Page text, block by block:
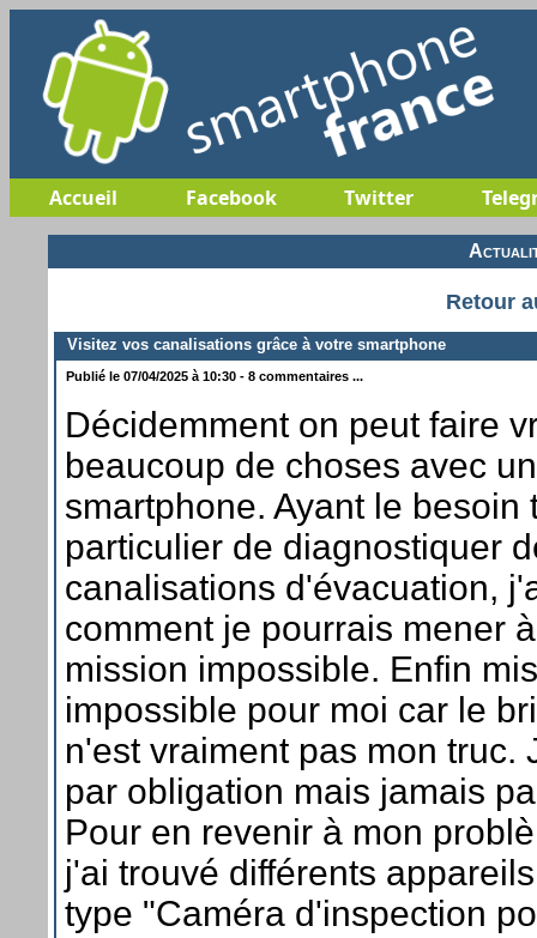
Accueil Facebook Twitter
Retour
Visitez vos canalisations grâce à votre smartphone
Publié le 07/04/2025 à 10:30 - 8 commentaires ...
Décidemment on peut faire
beaucoup de choses avec un
smartphone. Ayant le besoin
particulier de diagnostiquer
canalisations d'évacuation,
comment je pourrais mener
mission impossible. Enfin
impossible pour moi car le
n'est vraiment pas mon truc.
par obligation mais jamais
Pour en revenir à mon
j'ai trouvé différents
type "Caméra d'inspection